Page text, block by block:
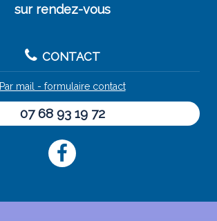
sur rendez-vous
CONTACT
Par mail - formulaire contact
07 68 93 19 72